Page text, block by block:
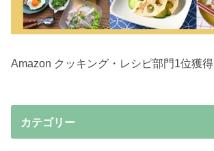
Amazon クッキング・レシピ部門1位獲得
カテゴリー